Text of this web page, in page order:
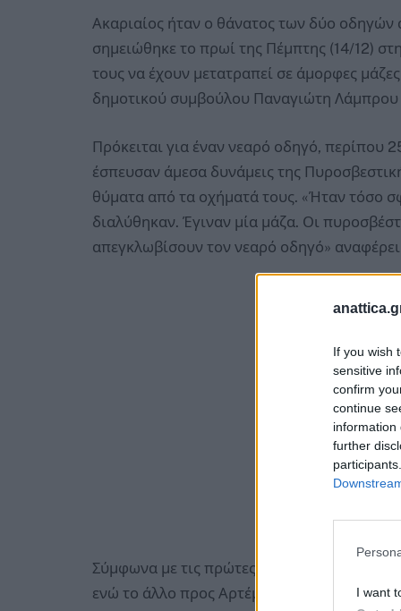
If you wish
sensitive
confirm
continue
information
further
I want
Ακαριαίος ήταν ο θάνατος των δύο
σημειώθηκε το πρωί της Πέμπτης (14/12)
τους να έχουν μετατραπεί σε άμορφες
δημοτικού συμβούλου Παναγιώτη Λάμπρου
Πρόκειται για έναν νεαρό οδηγό, περίπου
έσπευσαν άμεσα δυνάμεις της
θύματα από τα οχήματά τους. «Ήταν τόσο
διαλύθηκαν. Έγιναν μία μάζα. Οι
απεγκλωβίσουν τον νεαρό οδηγό»
Σύμφωνα με τις πρώτες πληροφορίες, το
ενώ το άλλο προς Αρτέμιδα. Όπως λέει ο κ.